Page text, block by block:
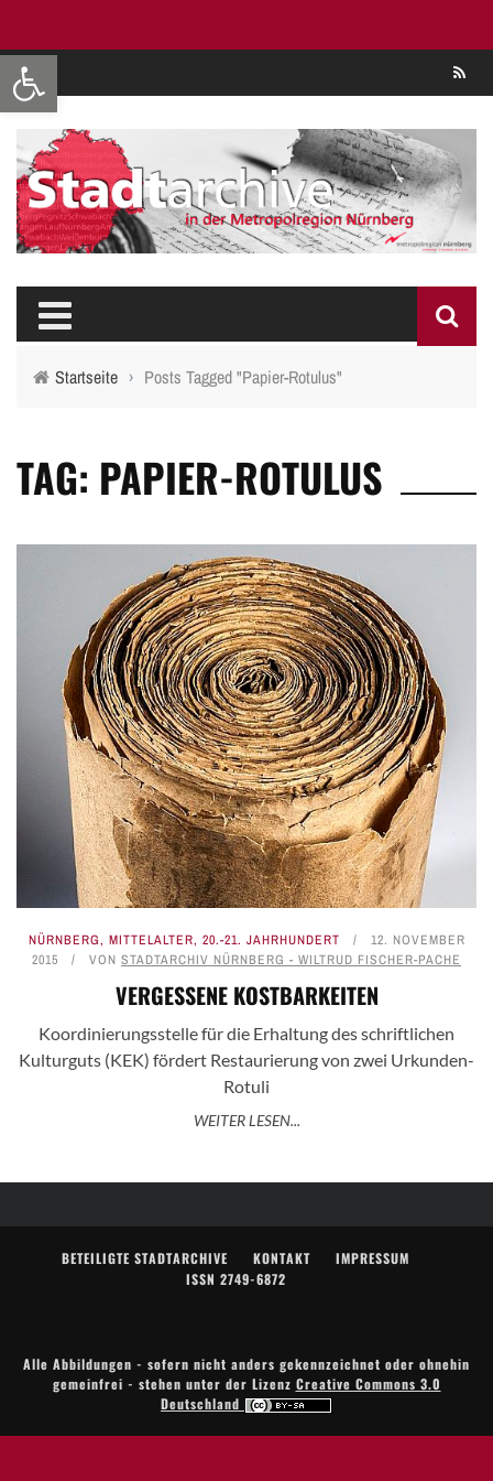
Werkzeugleiste öffnen
Startseite › Posts Tagged "Papier-Rotulus"
TAG: PAPIER-ROTULUS
NÜRNBERG, MITTELALTER, 20.-21. JAHRHUNDERT
12. NOVEMBER
2015
VON STADTARCHIV NÜRNBERG - WILTRUD FISCHER-PACHE
VERGESSENE KOSTBARKEITEN
Koordinierungsstelle für die Erhaltung des schriftlichen
Kulturguts (KEK) fördert Restaurierung von zwei Urkunden-
Rotuli
WEITER LESEN...
BETEILIGTE STADTARCHIVE KONTAKT
IMPRESSUM
ISSN 2749-6872
Alle Abbildungen - sofern nicht anders gekennzeichnet oder ohnehin
gemeinfrei - stehen unter der Lizenz Creative Commons 3.0
Deutschland